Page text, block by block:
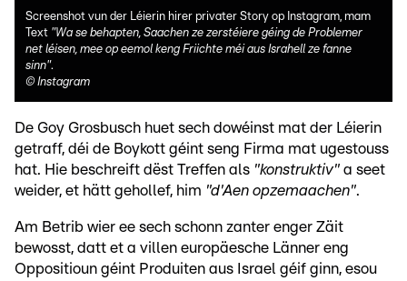
Screenshot vun der Léierin hirer privater Story op Instagram, mam
Text "Wa se behapten, Saachen ze zerstéiere géing de Problemer
net léisen, mee op eemol keng Friichte méi aus Israhell ze fanne
sinn".
© Instagram
De Goy Grosbusch huet sech dowéinst mat der Léierin
getraff, déi de Boykott géint seng Firma mat ugestouss
hat. Hie beschreift dëst Treffen als "konstruktiv" a seet
weider, et hätt gehollef, him "d'Aen opzemaachen".
Am Betrib wier ee sech schonn zanter enger Zäit
bewosst, datt et a villen europäesche Länner eng
Oppositioun géint Produiten aus Israel géif ginn, esou